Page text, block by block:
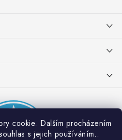
cookie. Dalším procházením
s jejich používáním..